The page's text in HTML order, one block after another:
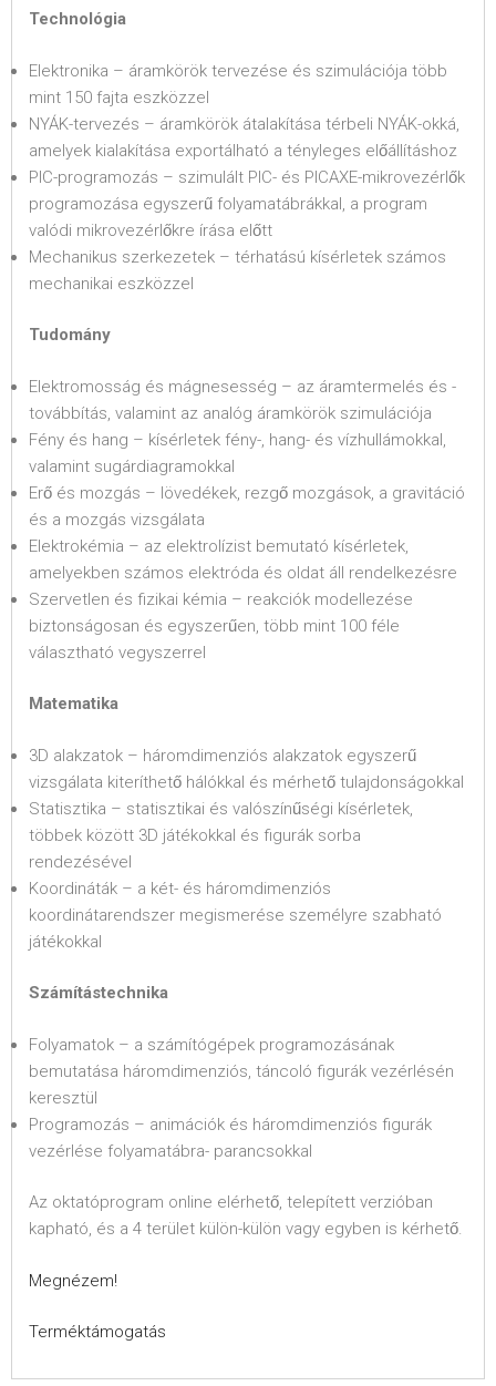
Technológia
Elektronika – áramkörök tervezése és szimulációja több
mint 150 fajta eszközzel
NYÁK-tervezés – áramkörök átalakítása térbeli NYÁK-okká,
amelyek kialakítása exportálható a tényleges előállításhoz
PIC-programozás – szimulált PIC- és PICAXE-mikrovezérlők
programozása egyszerű folyamatábrákkal, a program
valódi mikrovezérlőkre írása előtt
Mechanikus szerkezetek – térhatású kísérletek számos
mechanikai eszközzel
Tudomány
Elektromosság és mágnesesség – az áramtermelés és -
továbbítás, valamint az analóg áramkörök szimulációja
Fény és hang – kísérletek fény-, hang- és vízhullámokkal,
valamint sugárdiagramokkal
Erő és mozgás – lövedékek, rezgő mozgások, a gravitáció
és a mozgás vizsgálata
Elektrokémia – az elektrolízist bemutató kísérletek,
amelyekben számos elektróda és oldat áll rendelkezésre
Szervetlen és fizikai kémia – reakciók modellezése
biztonságosan és egyszerűen, több mint 100 féle
választható vegyszerrel
Matematika
3D alakzatok – háromdimenziós alakzatok egyszerű
vizsgálata kiteríthető hálókkal és mérhető tulajdonságokkal
Statisztika – statisztikai és valószínűségi kísérletek,
többek között 3D játékokkal és figurák sorba
rendezésével
Koordináták – a két- és háromdimenziós
koordinátarendszer megismerése személyre szabható
játékokkal
Számítástechnika
Folyamatok – a számítógépek programozásának
bemutatása háromdimenziós, táncoló figurák vezérlésén
keresztül
Programozás – animációk és háromdimenziós figurák
vezérlése folyamatábra- parancsokkal
Az oktatóprogram online elérhető, telepített verzióban
kapható, és a 4 terület külön-külön vagy egyben is kérhető.
Megnézem!
Terméktámogatás